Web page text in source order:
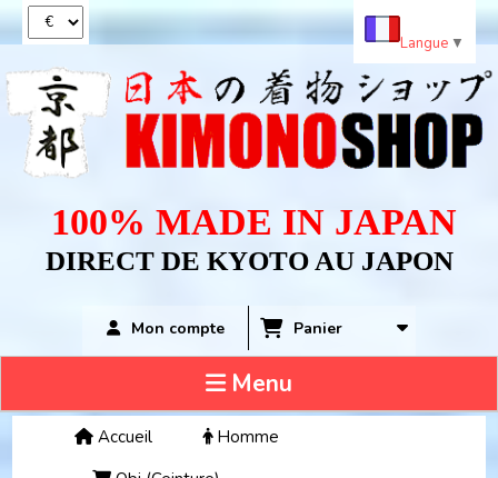
100% MADE IN JAPAN
DIRECT DE KYOTO AU JAPON
Mon compte Panier
Menu
Accueil
Homme
Langue ▼
Panneau de gestion des cookies